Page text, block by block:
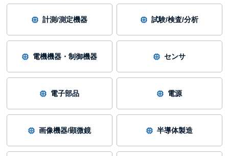
計測/測定機器 試験/検査/分析
電機機器・制御機器 センサ
電子部品 電源
画像機器/顕微鏡 半導体製造